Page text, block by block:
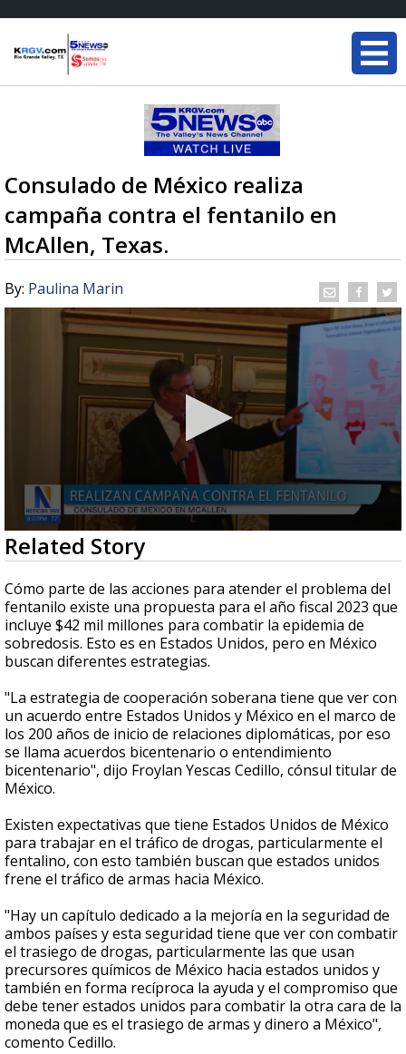
Consulado de México realiza
campaña contra el fentanilo en
McAllen, Texas.
By: Paulina Marin
0
seconds
of
3
minutes,
0
Related Story
Cómo parte de las acciones para atender el problema del
fentanilo existe una propuesta para el año fiscal 2023 que
incluye $42 mil millones para combatir la epidemia de
sobredosis. Esto es en Estados Unidos, pero en México
buscan diferentes estrategias.
"La estrategia de cooperación soberana tiene que ver con
un acuerdo entre Estados Unidos y México en el marco de
los 200 años de inicio de relaciones diplomáticas, por eso
se llama acuerdos bicentenario o entendimiento
bicentenario", dijo Froylan Yescas Cedillo, cónsul titular de
México.
Existen expectativas que tiene Estados Unidos de México
para trabajar en el tráfico de drogas, particularmente el
fentalino, con esto también buscan que estados unidos
frene el tráfico de armas hacia México.
"Hay un capítulo dedicado a la mejoría en la seguridad de
ambos países y esta seguridad tiene que ver con combatir
el trasiego de drogas, particularmente las que usan
precursores químicos de México hacia estados unidos y
también en forma recíproca la ayuda y el compromiso que
debe tener estados unidos para combatir la otra cara de la
moneda que es el trasiego de armas y dinero a México",
comento Cedillo.